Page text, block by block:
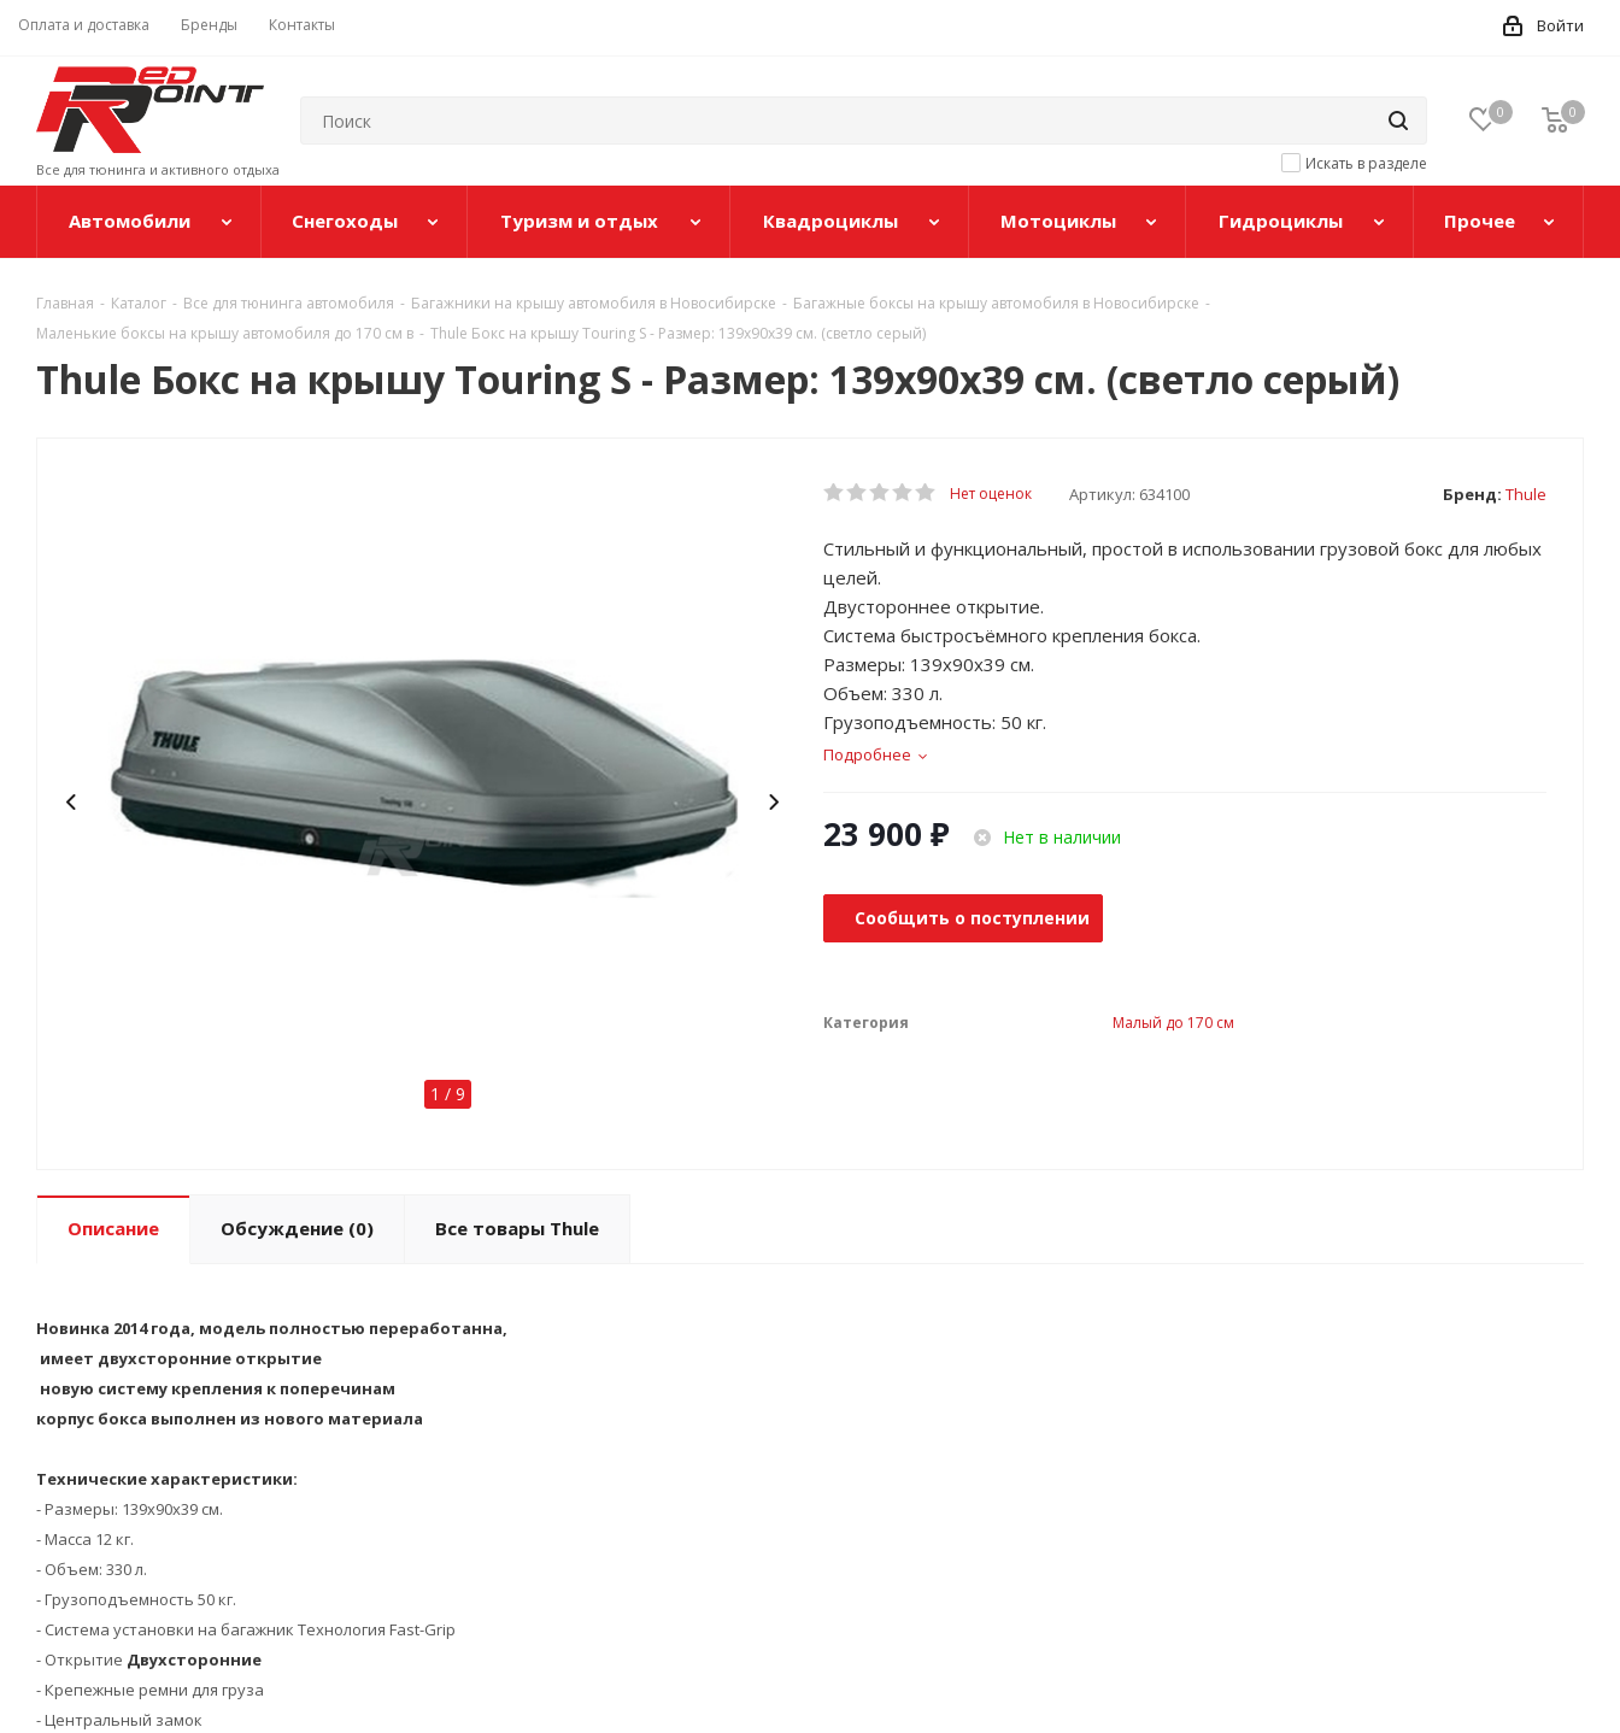
Оплата и доставка Бренды Контакты Войти
Все для тюнинга и активного отдыха Искать в разделе
0 0
Автомобили Снегоходы Туризм и отдых Квадроциклы Мотоциклы Гидроциклы Прочее
Главная - Каталог - Все для тюнинга автомобиля - Багажники на крышу автомобиля в Новосибирске - Багажные боксы на крышу автомобиля в Новосибирске -
Маленькие боксы на крышу автомобиля до 170 см в - Thule Бокс на крышу Touring S - Размер: 139х90х39 см. (светло серый)
Thule Бокс на крышу Touring S - Размер: 139х90х39 см. (светло серый)
1 / 9
Нет оценок Артикул: 634100 Бренд: Thule
Стильный и функциональный, простой в использовании грузовой бокс для любых
целей.
Двустороннее открытие.
Система быстросъёмного крепления бокса.
Размеры: 139х90х39 см.
Объем: 330 л.
Грузоподъемность: 50 кг.
Подробнее
23 900 ₽ Нет в наличии
Сообщить о поступлении
Категория Малый до 170 см
Описание Обсуждение (0) Все товары Thule
Новинка 2014 года, модель полностью переработанна,
имеет двухсторонние открытие
новую систему крепления к поперечинам
корпус бокса выполнен из нового материала
Технические характеристики:
- Размеры: 139х90х39 см.
- Масса 12 кг.
- Объем: 330 л.
- Грузоподъемность 50 кг.
- Система установки на багажник Технология Fast-Grip
- Открытие Двухсторонние
- Крепежные ремни для груза
- Центральный замок